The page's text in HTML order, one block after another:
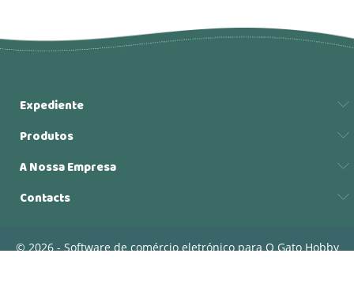
Expediente
Produtos
A Nossa Empresa
Contacts
© 2026 - Software de comércio eletrónico para O Gato Hobby